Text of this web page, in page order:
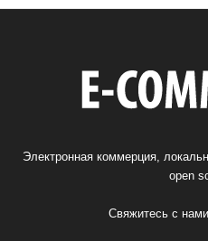
Электронная коммерция,
open
Свяжитесь с